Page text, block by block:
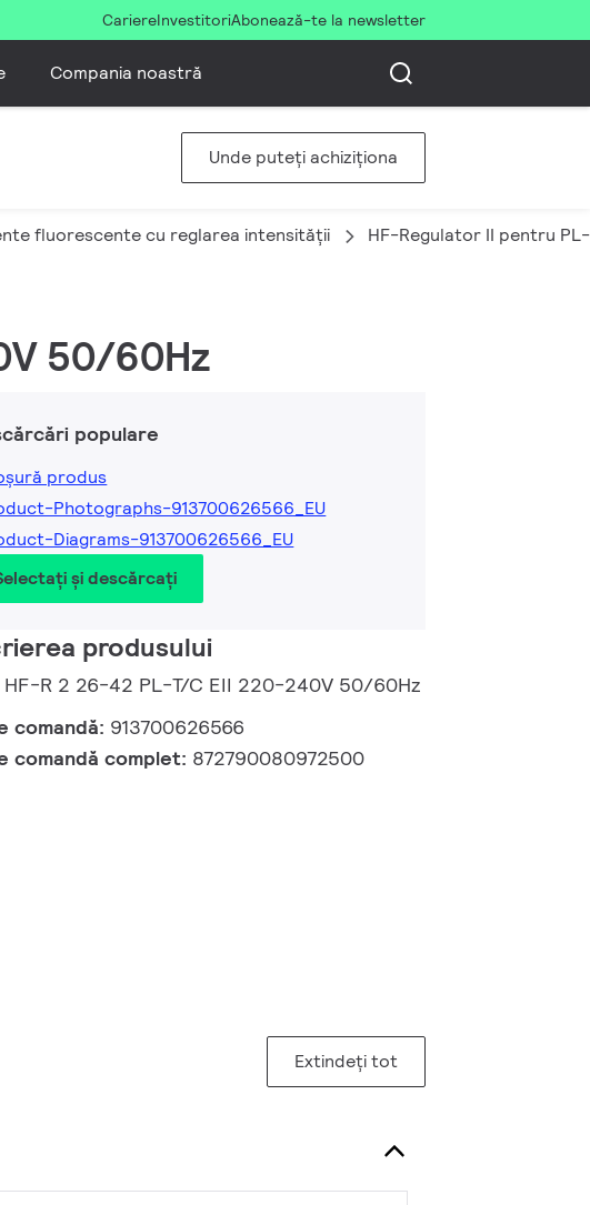
CariereInvestitoriAbonează-te la newsletter
Compania noastră
Unde puteți achiziționa
fluorescente cu reglarea intensității HF-Regulator II pentru
50/60Hz
populare
produs
Photographs-913700626566_EU
Diagrams-913700626566_EU
și descărcați
produsului
HF-R 2 26-42 PL-T/C EII 220-240V 50/60Hz
comandă: 913700626566
comandă complet: 872790080972500
Extindeți tot